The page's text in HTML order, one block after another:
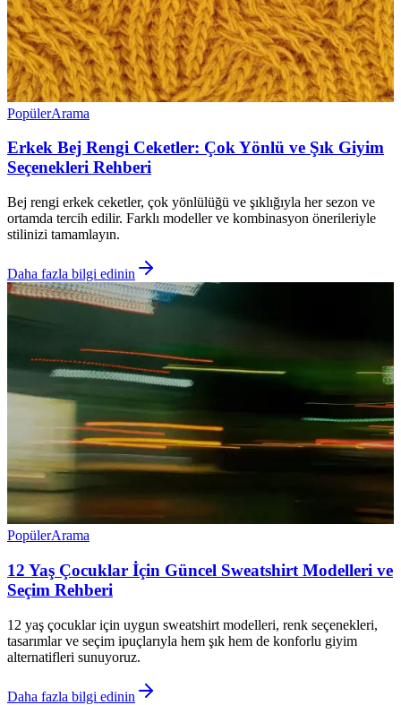
PopülerArama
Erkek Bej Rengi Ceketler: Çok Yönlü ve Şık Giyim
Seçenekleri Rehberi
Bej rengi erkek ceketler, çok yönlülüğü ve şıklığıyla her sezon ve
ortamda tercih edilir. Farklı modeller ve kombinasyon önerileriyle
stilinizi tamamlayın.
Daha fazla bilgi edinin
PopülerArama
12 Yaş Çocuklar İçin Güncel Sweatshirt Modelleri ve
Seçim Rehberi
12 yaş çocuklar için uygun sweatshirt modelleri, renk seçenekleri,
tasarımlar ve seçim ipuçlarıyla hem şık hem de konforlu giyim
alternatifleri sunuyoruz.
Daha fazla bilgi edinin